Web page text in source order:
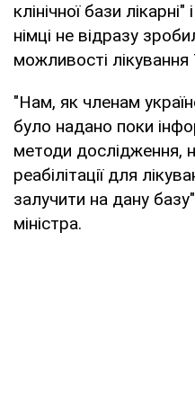
клінічної бази
німці не відразу
можливості лікування
"Нам, як членам
було надано поки
методи дослідження,
реабілітації для
залучити на дану
міністра.